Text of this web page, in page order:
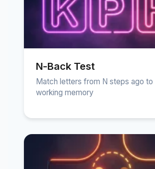
N-Back Test
Match letters from N steps ago
working memory